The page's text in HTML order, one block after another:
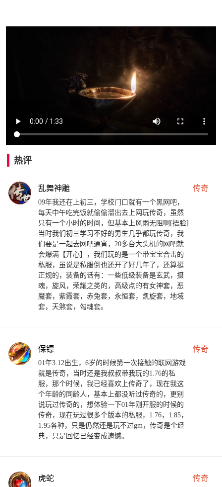
热评
乱舞神雕 传奇
09年我还在上初三，学校门口就有一个黑网吧，
每天中午吃完饭就偷偷溜出去上网玩传奇，虽然
只有一个小时的时间，但基本上风雨无阻啊[捂脸]
当时我们初三学习不好的男生几乎都玩传奇，我
们要是一起去网吧通宵，20多台大头机的网吧就
会爆满【开心】，我们玩的是一个带宝宝合击的
私服，虽说是私服倒也还开了好几年了，还算挺
正规的，装备的话有：一些低级装备是玄武，摄
魂，旋风，荣耀之类的，高级点的有女神套，恶
魔套，紫霞套，赤兔套，永恒套，凯旋套，地域
套，天煞套，勾魂套。
保镖 传奇
01年3.12出生，6岁的时候第一次接触的联网游戏
就是传奇，当时还是我叔叔带我玩的1.76的私
服，那个时候，我已经喜欢上传奇了，现在我这
个年龄的同龄人，基本上都没听过传奇的，更别
说玩过传奇的，想体验一下01年刚开服的时候的
传奇，现在玩过很多个版本的私服，1.76，1.85，
1.95各种，只是仍然还是玩不过gm，传奇是个经
典，只是回忆已经变成遗憾。
虎蛇 传奇